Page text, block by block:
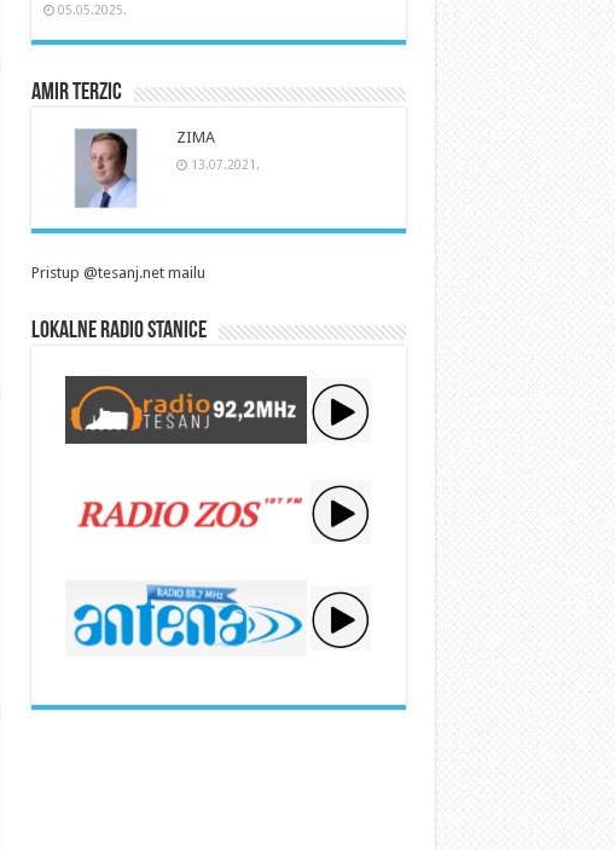
05.05.2025.
Amir Terzic
ZIMA
13.07.2021.
Pristup @tesanj.net mailu
Lokalne radio stanice